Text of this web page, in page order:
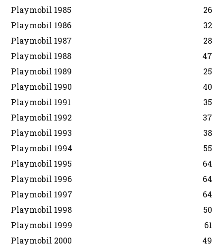
Playmobil 1985
26
Playmobil 1986
32
Playmobil 1987
28
Playmobil 1988
47
Playmobil 1989
25
Playmobil 1990
40
Playmobil 1991
35
Playmobil 1992
37
Playmobil 1993
38
Playmobil 1994
55
Playmobil 1995
64
Playmobil 1996
64
Playmobil 1997
64
Playmobil 1998
50
Playmobil 1999
61
Playmobil 2000
49